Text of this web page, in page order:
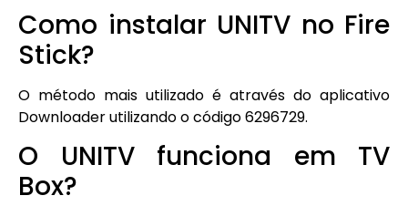
Como instalar UNITV no Fire
Stick?
O método mais utilizado é através do aplicativo
Downloader utilizando o código 6296729.
O UNITV funciona em TV
Box?